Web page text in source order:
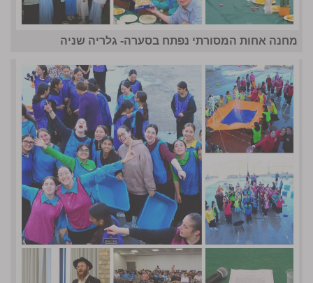
מחנה אחות המסורתי נפתח בסערה- גלריה שניה